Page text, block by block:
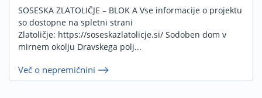
SOSESKA ZLATOLIČJE – BLOK A Vse informacije o projektu
so dostopne na spletni strani
Zlatoličje: https://soseskazlatolicje.si/ Sodoben dom v
mirnem okolju Dravskega polj...
Več o nepremičnini